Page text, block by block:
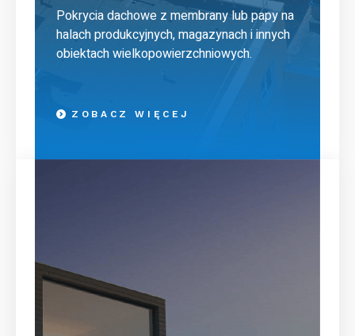
Pokrycia dachowe z membrany lub papy na
halach produkcyjnych, magazynach i innych
obiektach wielkopowierzchniowych.
ZOBACZ WIĘCEJ